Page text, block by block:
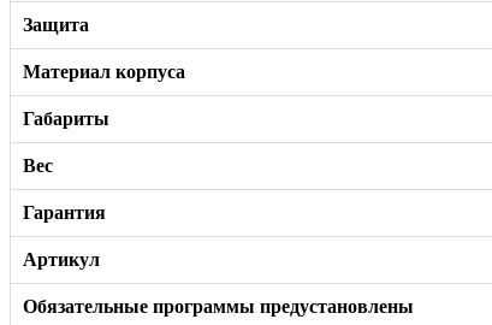
Защита
Материал корпуса
Габариты
Вес
Гарантия
Артикул
Обязательные программы предустановлены